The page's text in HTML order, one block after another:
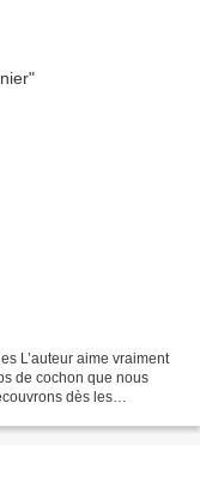
L’auteur aime vraiment
de cochon que nous
dès les